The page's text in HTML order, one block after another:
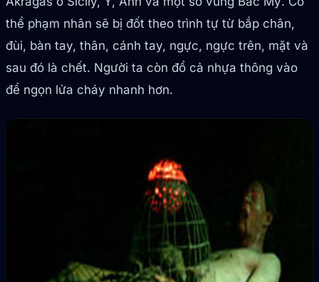
thể phạm nhân sẽ bị đốt theo trình tự từ bắp chân,
đùi, bàn tay, thân, cánh tay, ngực, ngực trên, mặt và
sau đó là chết. Người ta còn đổ cả nhựa thông vào
để ngọn lửa cháy nhanh hơn.